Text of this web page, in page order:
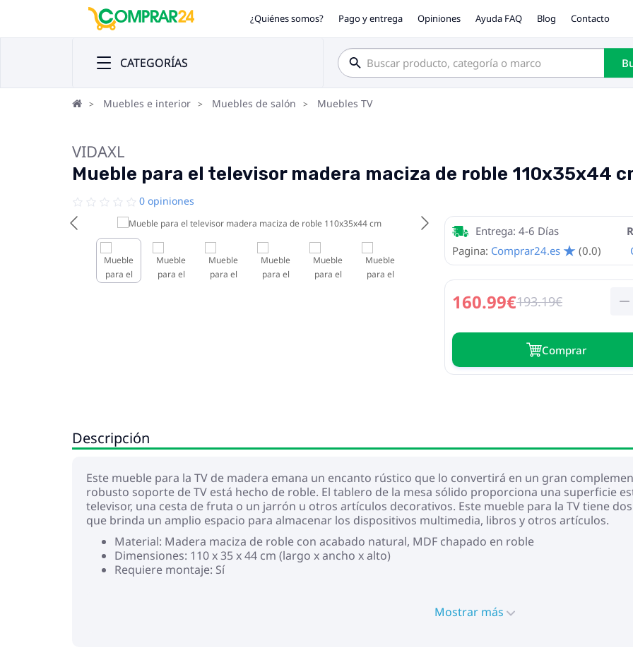
¿Quiénes somos? Pago y entrega Opiniones Ayuda FAQ Blog Contacto
CATEGORÍAS
Muebles e interior Muebles de salón Muebles TV
VIDAXL
Mueble para el televisor madera maciza de roble 110x35x44
0 opiniones
Entrega: 4-6 Días
Pagina: Comprar24.es (0.0)
160.99€193.19€
Сomprar
Descripción
Este mueble para la TV de madera emana un encanto rústico que lo convertirá en un gran
robusto soporte de TV está hecho de roble. El tablero de la mesa sólido proporciona una superficie
televisor, una cesta de fruta o un jarrón u otros artículos decorativos. Este mueble para la TV tiene
que brinda un amplio espacio para almacenar los dispositivos multimedia, libros y otros artículos.
Material: Madera maciza de roble con acabado natural, MDF chapado en roble
Dimensiones: 110 x 35 x 44 cm (largo x ancho x alto)
Requiere montaje: Sí
Mostrar más